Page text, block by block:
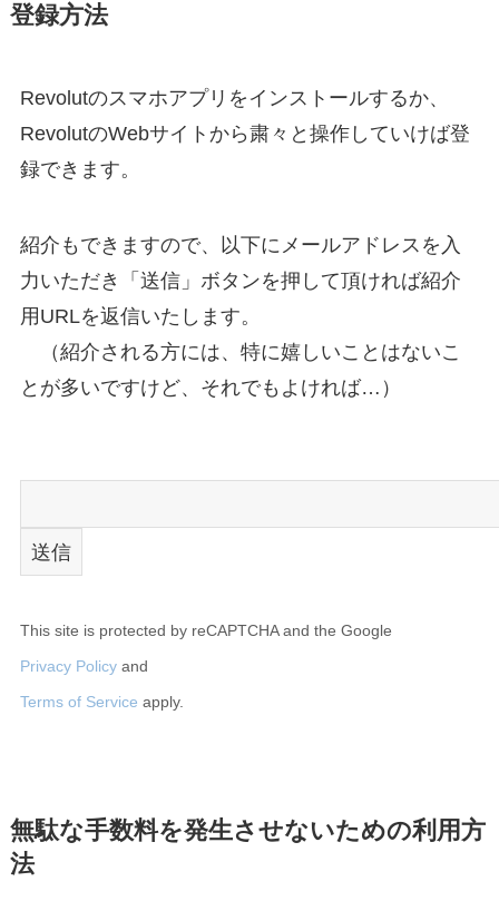
登録方法
Revolutのスマホアプリをインストールするか、
RevolutのWebサイトから粛々と操作していけば登
録できます。
紹介もできますので、以下にメールアドレスを入
力いただき「送信」ボタンを押して頂ければ紹介
用URLを返信いたします。
（紹介される方には、特に嬉しいことはないこ
とが多いですけど、それでもよければ…）
This site is protected by reCAPTCHA and the Google
Privacy Policyand
Terms of Service apply.
無駄な手数料を発生させないための利用方
法